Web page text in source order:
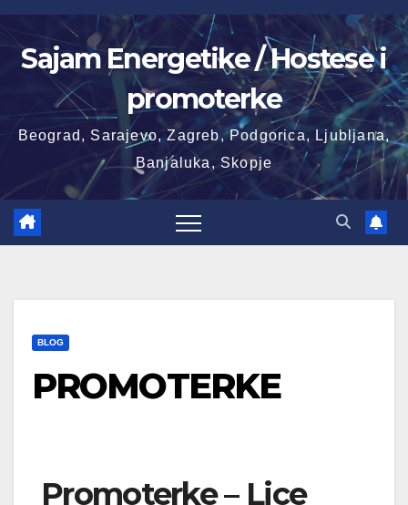
Skip
to
contentSajam Energetike / Hostese i
promoterke
Beograd, Sarajevo, Zagreb, Podgorica, Ljubljana,
Banjaluka, Skopje
BLOG
PROMOTERKE
Promoterke – Lice